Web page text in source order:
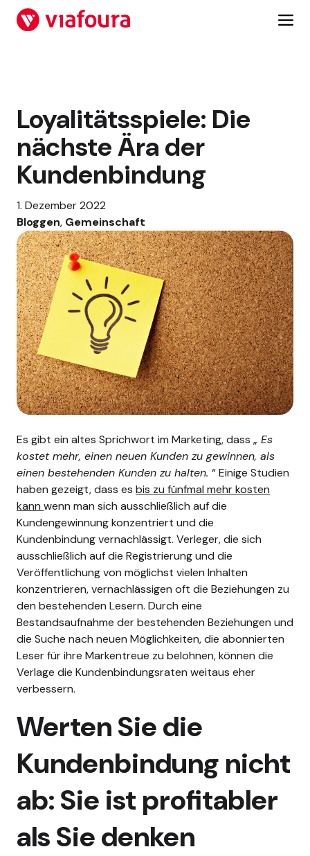
Inhalt
Loyalitätsspiele: Die
nächste Ära der
Kundenbindung
1. Dezember 2022
Bloggen, Gemeinschaft
Es gibt ein altes Sprichwort im Marketing, dass „ Es
kostet mehr, einen neuen Kunden zu gewinnen, als
einen bestehenden Kunden zu halten. “ Einige Studien
haben gezeigt, dass es bis zu fünfmal mehr kosten
kann wenn man sich ausschließlich auf die
Kundengewinnung konzentriert und die
Kundenbindung vernachlässigt. Verleger, die sich
ausschließlich auf die Registrierung und die
Veröffentlichung von möglichst vielen Inhalten
konzentrieren, vernachlässigen oft die Beziehungen zu
den bestehenden Lesern. Durch eine
Bestandsaufnahme der bestehenden Beziehungen und
die Suche nach neuen Möglichkeiten, die abonnierten
Leser für ihre Markentreue zu belohnen, können die
Verlage die Kundenbindungsraten weitaus eher
verbessern.
Werten Sie die
Kundenbindung nicht
ab: Sie ist profitabler
als Sie denken